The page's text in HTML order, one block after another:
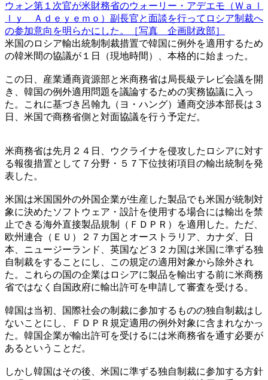
ウォン第１次官が米財務省のウォーリー・アデエモ（Ｗａｌ
ｌｙ Ａｄｅｙｅｍｏ）副長官と面談を行ってロシア制裁へ
の参加意向を明らかにした。［写真 企画財政部］
米国のロシア輸出統制制裁措置で韓国に例外を適用するため
の韓米間の協議が１日（現地時間）、本格的に始まった。
この日、産業通商資源部と米商務省は局長級テレビ会議を開
き、韓国の例外適用問題を議論するための実務協議に入っ
た。これに基づき呂翰九（ヨ・ハング）通商交渉本部長は３
日、米国で商務省側と対面協議を行う予定だ。
米商務省は先月２４日、ウクライナを侵攻したロシアに対す
る報復措置として７分野・５７下位技術項目の輸出統制を発
表した。
米国は米国国外の外国企業が生産した製品でも米国が統制対
象に決めたソフトウェア・設計を使用する場合には輸出を禁
止できる海外直接製品規制（ＦＤＰＲ）を適用した。ただ、
欧州連合（ＥＵ）２７カ国とオーストラリア、カナダ、日
本、ニュージーランド、英国など３２カ国は米国に準ずる独
自制裁をすることにし、この規定の適用対象から除外され
た。これらの国の企業はロシアに製品を輸出する前に米商務
省ではなく自国政府に輸出許可を申請して審査を受ける。
韓国は当初、国際社会の制裁に参加するものの独自制裁はし
ないことにし、ＦＤＰＲ規定適用の例外対象に含まれなかっ
た。韓国企業が輸出許可を受けるには米商務省を通す必要が
あるということだ。
しかし韓国はその後、米国に準ずる独自制裁に参加する方針